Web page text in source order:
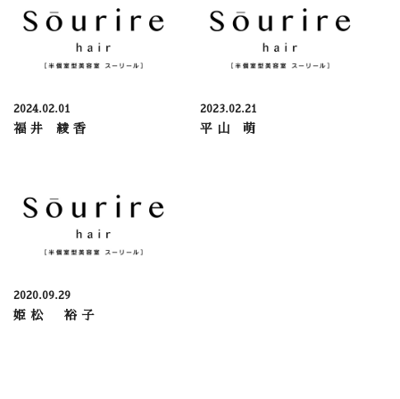
2024.02.01
福井 綾香
2023.02.21
平山 萌
2020.09.29
姫松 裕子